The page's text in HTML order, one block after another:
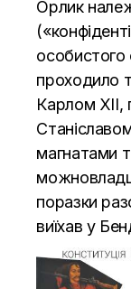
Орлик
особистого
проходило
Карлом
магнатами
поразки
виїхав у